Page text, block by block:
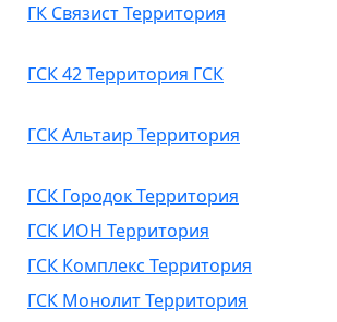
ГК Связист Территория
ГСК 42 Территория ГСК
ГСК Альтаир Территория
ГСК Городок Территория
ГСК ИОН Территория
ГСК Комплекс Территория
ГСК Монолит Территория